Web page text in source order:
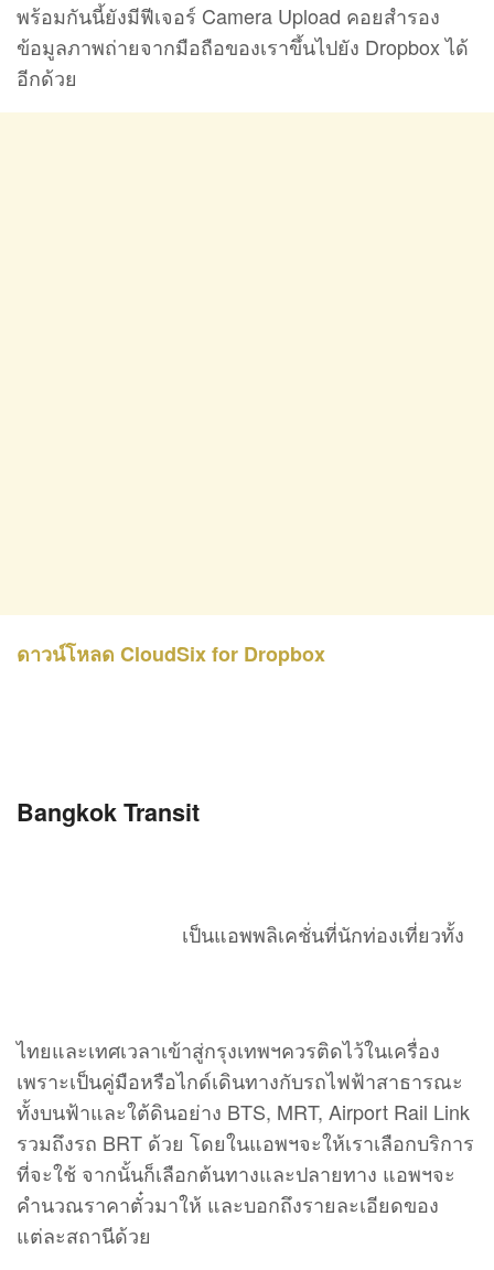
พร้อมกันนี้ยังมีฟีเจอร์ Camera Upload คอยสำรอง
ข้อมูลภาพถ่ายจากมือถือของเราขึ้นไปยัง Dropbox ได้
อีกด้วย
ดาวน์โหลด CloudSix for Dropbox
Bangkok Transit
เป็นแอพพลิเคชั่นที่นักท่องเที่ยวทั้ง
ไทยและเทศเวลาเข้าสู่กรุงเทพฯควรติดไว้ในเครื่อง
เพราะเป็นคู่มือหรือไกด์เดินทางกับรถไฟฟ้าสาธารณะ
ทั้งบนฟ้าและใต้ดินอย่าง BTS, MRT, Airport Rail Link
รวมถึงรถ BRT ด้วย โดยในแอพฯจะให้เราเลือกบริการ
ที่จะใช้ จากนั้นก็เลือกต้นทางและปลายทาง แอพฯจะ
คำนวณราคาตั๋วมาให้ และบอกถึงรายละเอียดของ
แต่ละสถานีด้วย